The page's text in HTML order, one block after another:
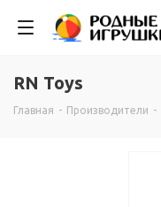
RN Toys
Главная - Производители -